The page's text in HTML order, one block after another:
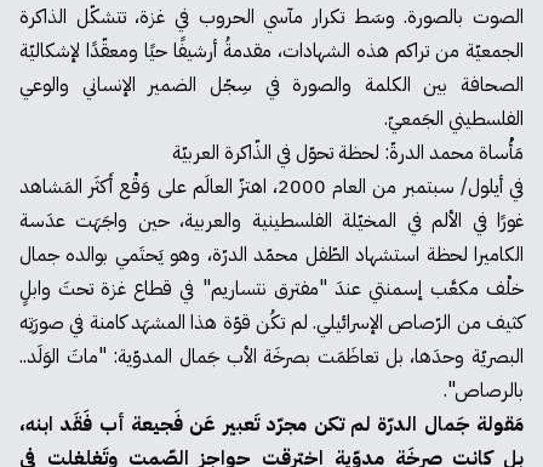
الصوت بالصورة. وسَط تكرار مآسي الحروب في غزة، تتشكّل الذاكرة
الجمعيّة من تراكم هذه الشهادات، مقدمةُ أرشيفًا حيًا ومعقّدًا لإشكاليّة
الصحافة بين الكلمة والصورة في سِجّل الضمير الإنساني والوعي
الفلسطيني الجَمعيّ.
مَأْساة محمد الدرةّ: لحظة تحوّل في الذّاكرة العربيّة
في أيلول/ سبتمبر من العام 2000، اهتزّ العالَم على وَقْع أَكثَر المَشاهد
غورًا في الألم في المخيّلة الفلسطينية والعربية، حين واجَهَت عدَسة
الكاميرا لحظة استشهاد الطّفل محمّد الدرّة، وهو يَحتَمي بوالده جمال
خلْف مكعَّب إسمنتي عندَ "مفترق نتساريم" في قطاع غزة تحتَ وابلٍ
كثيف من الرّصاص الإسرائيلي. لم تكُن قوّة هذا المشهَد كامنة في صورَتِه
البصريّة وحدَها، بل تعاظَمَت بصرخَة الأب جَمال المدوّية: "ماتَ الوَلَد..
بالرصاص".
مَقولة جَمال الدرّة لم تكن مجرّد تَعبير عَن فَجيعة أب فَقَد ابنه،
بل كانت صرخَة مدوّية اخترقت حواجز الصّمت وتَغلغلت في